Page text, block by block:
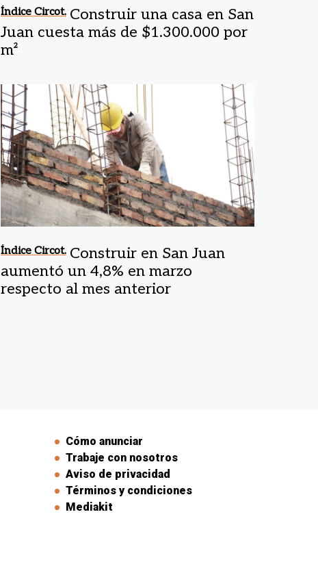
Índice Circot. Construir una casa en San
Juan cuesta más de $1.300.000 por
m²
Índice Circot. Construir en San Juan
aumentó un 4,8% en marzo
respecto al mes anterior
Cómo anunciar
Trabaje con nosotros
Aviso de privacidad
Términos y condiciones
Mediakit